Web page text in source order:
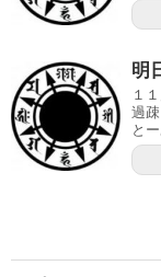
明
１
過
と